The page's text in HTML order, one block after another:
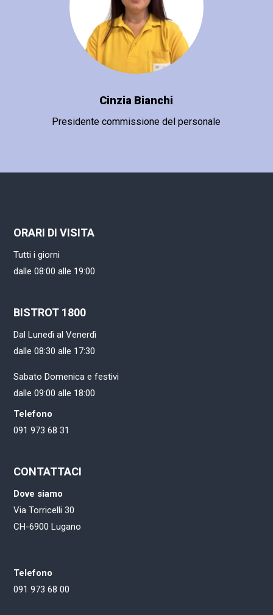
Cinzia Bianchi
Presidente commissione del personale
ORARI DI VISITA
Tutti i giorni
dalle 08:00 alle 19:00
BISTROT 1800
Dal Lunedì al Venerdì
dalle 08:30 alle 17:30
Sabato Domenica e festivi
dalle 09:00 alle 18:00
Telefono
091 973 68 31
CONTATTACI
Dove siamo
Via Torricelli 30
CH-6900 Lugano
Telefono
091 973 68 00